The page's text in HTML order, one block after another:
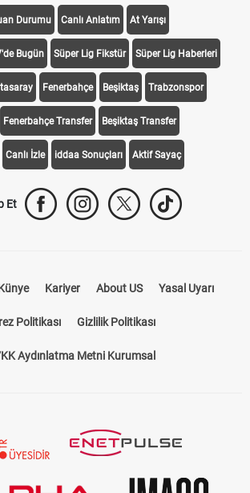
Durumu Canlı Anlatım At Yarışı
Bugün Süper Lig Fikstür Süper Lig Haberleri
Fenerbahçe Beşiktaş Trabzonspor
Fenerbahçe Transfer Beşiktaş Transfer
Canlı İzle iddaa Sonuçları Aktif Sayaç
Et
Kariyer About US Yasal Uyarı
Politikası Gizlilik Politikası
Aydınlatma Metni Kurumsal